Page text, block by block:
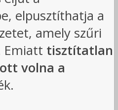
elpusztíthatja a
amely szűri
Emiatt tisztítatlan
volna a